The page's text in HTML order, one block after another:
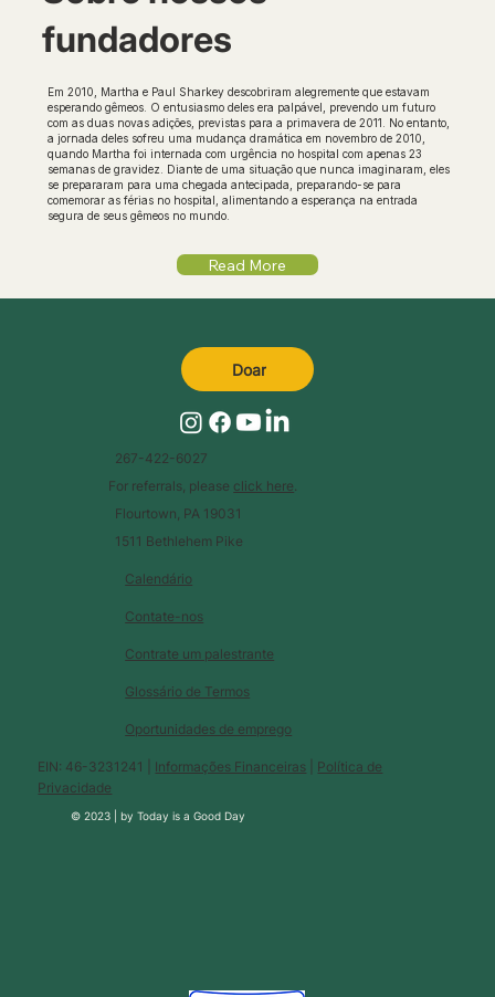
fundadores
Em 2010, Martha e Paul Sharkey descobriram alegremente que estavam
esperando gêmeos. O entusiasmo deles era palpável, prevendo um futuro
com as duas novas adições, previstas para a primavera de 2011. No entanto,
a jornada deles sofreu uma mudança dramática em novembro de 2010,
quando Martha foi internada com urgência no hospital com apenas 23
semanas de gravidez. Diante de uma situação que nunca imaginaram, eles
se prepararam para uma chegada antecipada, preparando-se para
comemorar as férias no hospital, alimentando a esperança na entrada
segura de seus gêmeos no mundo.
Read More
Calendário
Glossário de Termos
Contate-nos
Contrate um palestrante
Oportunidades de emprego
EIN: 46-3231241 | Informações Financeiras
Política de
Privacidade
© 2023 |byToday is a Good Day
267-422-6027
For referrals, please click here.
Flourtown, PA 19031
1511 Bethlehem Pike
Doar